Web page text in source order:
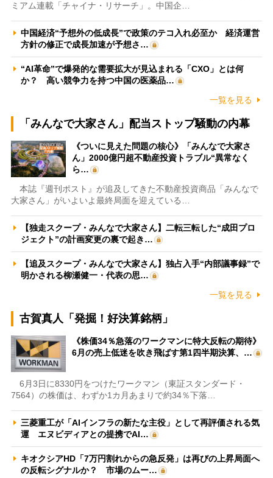
ミアム連載「チャイナ・リサーチ」。中国企…
中国経済“予想外の低成長”で政策のテコ入れ必至か 経済運営
方針の修正で成長加速が予想さ…
“AI革命”で爆発的な需要拡大が見込まれる「CXO」とは何
か？ 高い競争力を持つ中国の医薬品…
一覧を見る
「みんなで大家さん」配当ストップ騒動の内幕
《ついに見えた問題の核心》「みんなで大家さ
ん」2000億円超不動産投資トラブル“異常なく
ら…
本誌『週刊ポスト』が追及してきた不動産投資商品「みんなで
大家さん」がいよいよ最終局面を迎えている…
【独走スクープ・みんなで大家さん】二転三転した“成田プロ
ジェクト”の計画変更の裏で起き…
【追及スクープ・みんなで大家さん】独占入手“内部議事録”で
明かされる柳瀬健一・代表の思…
一覧を見る
古賀真人「発掘！好決算銘柄」
《株価34％急落のワークマンに特大反転の期待》
6月の売上低迷を吹き飛ばす第1四半期決算、…
6月3日に8330円をつけたワークマン（東証スタンダード・
7564）の株価は、わずか1カ月あまりで約34％下落…
三菱重工が「AIインフラの新たな主役」として再評価される気
運 エヌビディアとの提携でAI…
キオクシアHD「7万円割れからの急反発」は再びの上昇局面へ
の反転シグナルか？ 市場のムー…